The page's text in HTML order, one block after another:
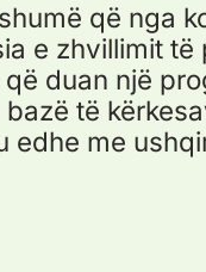
që nga
e zhvillimit të
duan një
të
edhe me